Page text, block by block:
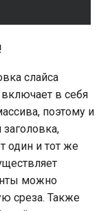
работы
Strategy
Strategy с
паттернами
скорости
памяти
Big-O:
(сортировка
!
слайса
в себя
поэтому и
один и тот же
можно
среза. Также